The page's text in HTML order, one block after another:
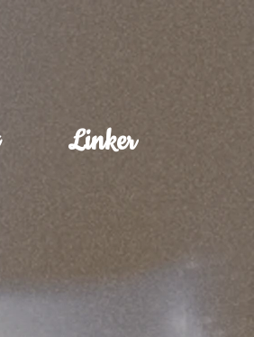
Linker